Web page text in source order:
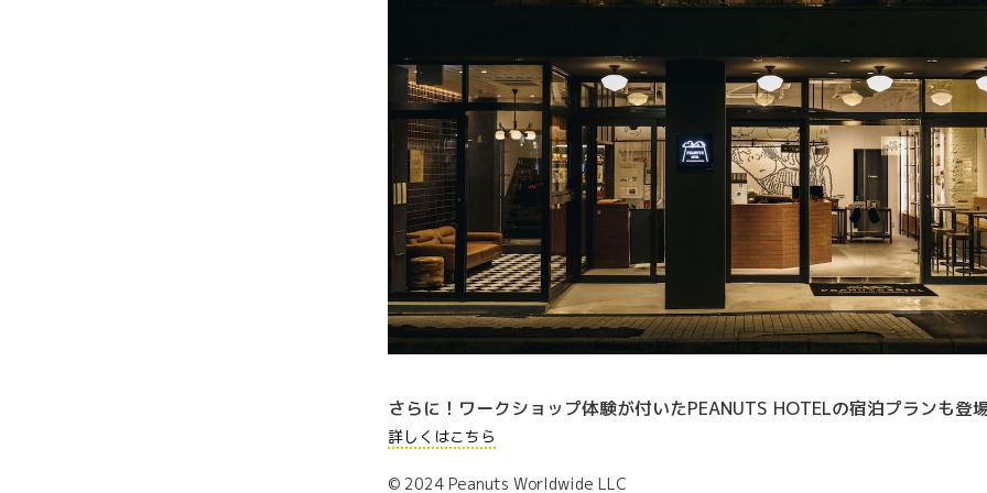
さらに！ワークショップ体験が付いたPEANUTS HOTELの宿泊プランも登
詳しくはこちら
© 2024 Peanuts Worldwide LLC